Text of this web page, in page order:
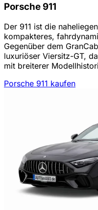
Porsche 911
Der 911 ist die
kompakteres,
Gegenüber dem
luxuriöser Viersitz-GT,
mit breiterer
Porsche 911 kaufen